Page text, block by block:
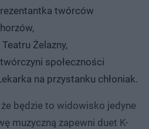
twórców
Teatru Żelazny,
społeczności
na przystanku chłoniak.
będzie to widowisko jedyne
muzyczną zapewni duet K-